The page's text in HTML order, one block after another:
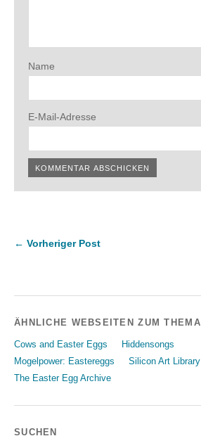
Name
E-Mail-Adresse
← Vorheriger Post
ÄHNLICHE WEBSEITEN ZUM THEMA
Cows and Easter Eggs
Hiddensongs
Mogelpower: Eastereggs
Silicon Art Library
The Easter Egg Archive
SUCHEN